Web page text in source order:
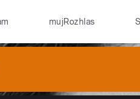
mujRozhlas